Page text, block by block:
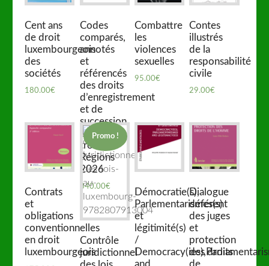
Cent ans
de droit
luxembourgeois
des
sociétés
180.00€
Codes
comparés,
annotés
et
référencés
des droits
d’enregistrement
et de
succession
dans les
trois
Régions
2026
340.00€
Combattre
les
violences
sexuelles
95.00€
Contes
illustrés
de la
responsabilité
civile
29.00€
Contrats
et
obligations
conventionnelles
en droit
luxembourgeois
Promo !
Contrôle
juridictionnel
Démocratie(s),
Parlementarismes(s)
et
légitimité(s)
/
and
Dialogue
déférent
des juges
et
protection
des droits
de